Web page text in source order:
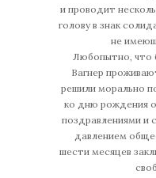
и проводит
голову в знак
не
Любопытно, что
Вагнер
решили морально
ко дню рождения
поздравлениями и
давлением
шести месяцев